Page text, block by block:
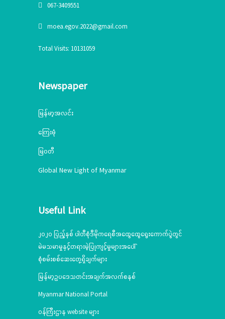
067-3409551
moea.egov.2022@gmail.com
Total Visits: 10131059
Newspaper
မြန်မာ့အလင်း
ကြေးမုံ
မြဝတီ
Global New Light of Myanmar
Useful Link
၂၀၂၀ ပြည့်နှစ် ပါတီစုံဒီမိုကရေစီအထွေထွေရွေးကောက်ပွဲတွင်
မဲမသမာမှုနှင့်တရားမဲ့ပြုကျင့်မှုများအပေါ်
စုံစမ်းစစ်ဆေးတွေ့ရှိချက်များ
မြန်မာ့ဥပဒေသတင်းအချက်အလက်စနစ်
Myanmar National Portal
ဝန်ကြီးဌာန website များ